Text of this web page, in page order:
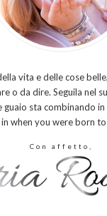
vita e delle cose
o da dire. Seguila nel
guaio sta combinando
when you were born
Con affetto,